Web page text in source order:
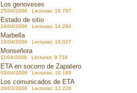
Los genoveses
25/04/2006 Lecturas: 16.797
Estado de sitio
24/04/2006 Lecturas: 14.284
Marbella
19/04/2006 Lecturas: 10.027
Monseñora
11/04/2006 Lecturas: 9.716
ETA en socorro de Zapatero
03/04/2006 Lecturas: 10.189
Los comunicados de ETA
28/03/2006 Lecturas: 12.228